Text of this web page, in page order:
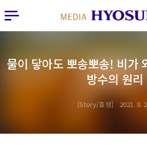
MY FRIEND HYOSUNG
사이드바 열기
물이 닿아도 뽀송뽀송! 비가
방수의 원리
Story/효성 2021. 8.